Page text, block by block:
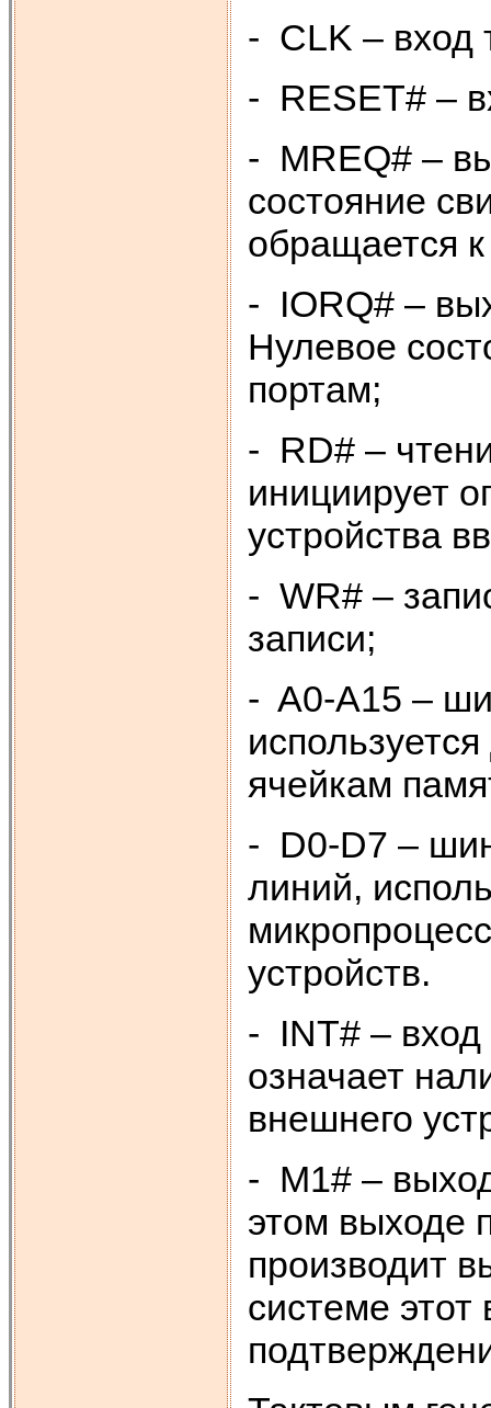
- CLK – вход
- RESET# –
- MREQ# –
состояние
обращается
- IORQ# –
Нулевое
портам;
- RD# –
инициирует
устройства
- WR# –
записи;
- A0-A15 –
ячейкам
- D0-D7 –
линий,
устройств.
- INT# – вход
означает
внешнего
- M1# –
этом выходе
производит
системе